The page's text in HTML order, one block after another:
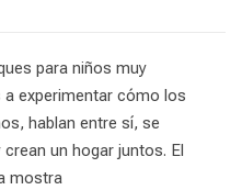
para niños muy
experimentar cómo los
hablan entre sí, se
un hogar juntos. El
mostra